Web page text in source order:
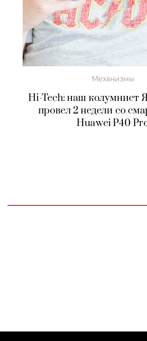
Механизмы
Hi-Tech: наш колумнист
провел 2 недели со
Huawei P40